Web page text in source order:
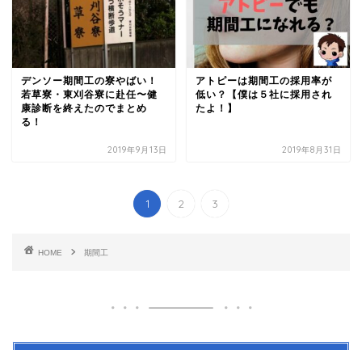
デンソー期間工の寮やばい！
若草寮・東刈谷寮に赴任〜健
康診断を終えたのでまとめ
る！
2019年9月13日
アトピーは期間工の採用率が
低い？【僕は５社に採用され
たよ！】
2019年8月31日
1 2 3
HOME 期間工